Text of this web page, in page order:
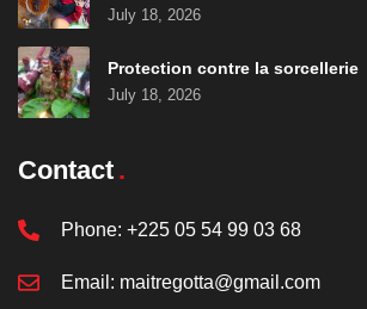
July 18, 2026
Protection contre la sorcellerie
July 18, 2026
Contact
Phone: +225 05 54 99 03 68
Email: maitregotta@gmail.com